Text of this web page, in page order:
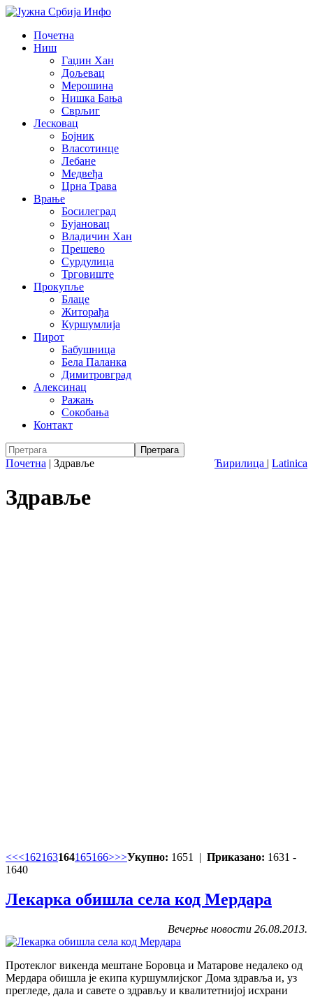
Почетна
Ниш
Гаџин Хан
Дољевац
Мерошина
Нишка Бања
Сврљиг
Лесковац
Бојник
Власотинце
Лебане
Медвеђа
Црна Трава
Врање
Босилеград
Бујановац
Владичин Хан
Прешево
Сурдулица
Трговиште
Прокупље
Блаце
Житорађа
Куршумлија
Пирот
Бабушница
Бела Паланка
Димитровград
Алексинац
Ражањ
Сокобања
Контакт
Ћирилица | Latinica
Почетна | Здравље
Здравље
<<<162163164165166>>>Укупно: 1651 | Приказано: 1631 -
1640
Лекарка обишла села код Мердара
Вечерње новости 26.08.2013.
Протеклог викенда мештане Боровца и Матарове недалеко од
Мердара обишла је екипа куршумлијског Дома здравља и, уз
прегледе, дала и савете о здрављу и квалитетнијој исхрани